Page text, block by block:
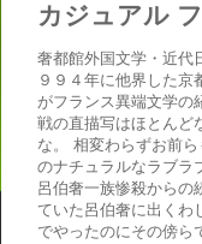
カジュアル
奢都館外国文学・近代
９９４年に他界した
がフランス異端文学の
戦の直描写はほとんど
な。 相変わらずお前
のナチュラルなラブラ
呂伯奢一族惨殺からの
ていた呂伯奢に出くわ
でやったのにその傍ら